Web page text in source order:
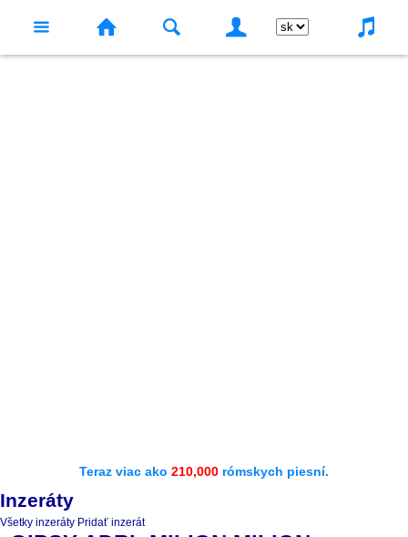
Teraz viac ako 210,000 rómskych piesní.
Inzeráty
Všetky inzeráty Pridať inzerát